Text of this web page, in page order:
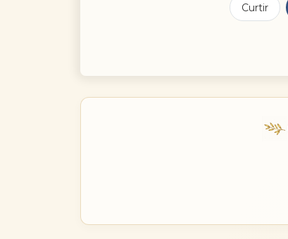
Curtir